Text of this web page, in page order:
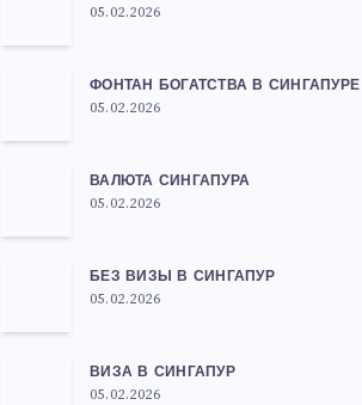
05.02.2026
ФОНТАН БОГАТСТВА В СИНГАПУРЕ
05.02.2026
ВАЛЮТА СИНГАПУРА
05.02.2026
БЕЗ ВИЗЫ В СИНГАПУР
05.02.2026
ВИЗА В СИНГАПУР
05.02.2026